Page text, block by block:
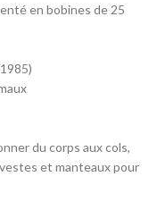
en bobines de 25
du corps aux cols,
et manteaux pour